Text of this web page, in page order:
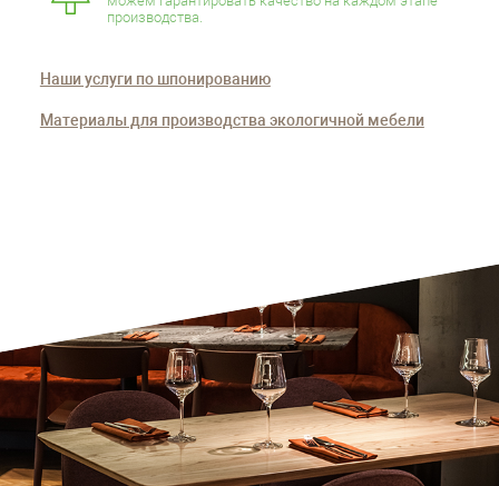
производства.
Наши услуги по шпонированию
Материалы для производства экологичной мебели